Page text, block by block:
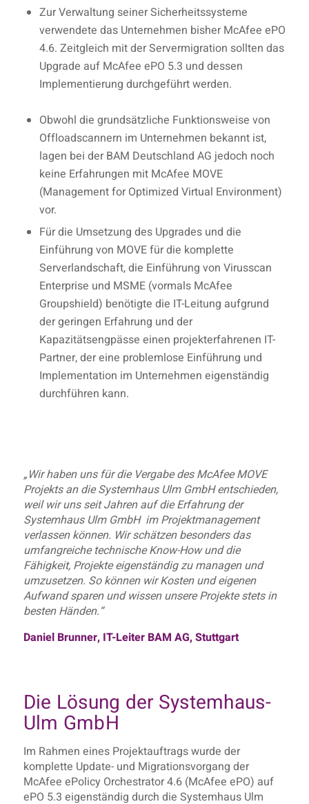
Zur Verwaltung seiner Sicherheitssysteme
verwendete das Unternehmen bisher McAfee ePO
4.6. Zeitgleich mit der Servermigration sollten das
Upgrade auf McAfee ePO 5.3 und dessen
Implementierung durchgeführt werden.
Obwohl die grundsätzliche Funktionsweise von
Offloadscannern im Unternehmen bekannt ist,
lagen bei der BAM Deutschland AG jedoch noch
keine Erfahrungen mit McAfee MOVE
(Management for Optimized Virtual Environment)
vor.
Für die Umsetzung des Upgrades und die
Einführung von MOVE für die komplette
Serverlandschaft, die Einführung von Virusscan
Enterprise und MSME (vormals McAfee
Groupshield) benötigte die IT-Leitung aufgrund
der geringen Erfahrung und der
Kapazitätsengpässe einen projekterfahrenen IT-
Partner, der eine problemlose Einführung und
Implementation im Unternehmen eigenständig
durchführen kann.
„Wir haben uns für die Vergabe des McAfee MOVE
Projekts an die Systemhaus Ulm GmbH entschieden,
weil wir uns seit Jahren auf die Erfahrung der
Systemhaus Ulm GmbH im Projektmanagement
verlassen können. Wir schätzen besonders das
umfangreiche technische Know-How und die
Fähigkeit, Projekte eigenständig zu managen und
umzusetzen. So können wir Kosten und eigenen
Aufwand sparen und wissen unsere Projekte stets in
besten Händen.“
Daniel Brunner, IT-Leiter BAM AG, Stuttgart
Die Lösung der Systemhaus-
Ulm GmbH
Im Rahmen eines Projektauftrags wurde der
komplette Update- und Migrationsvorgang der
McAfee ePolicy Orchestrator 4.6 (McAfee ePO) auf
ePO 5.3 eigenständig durch die Systemhaus Ulm